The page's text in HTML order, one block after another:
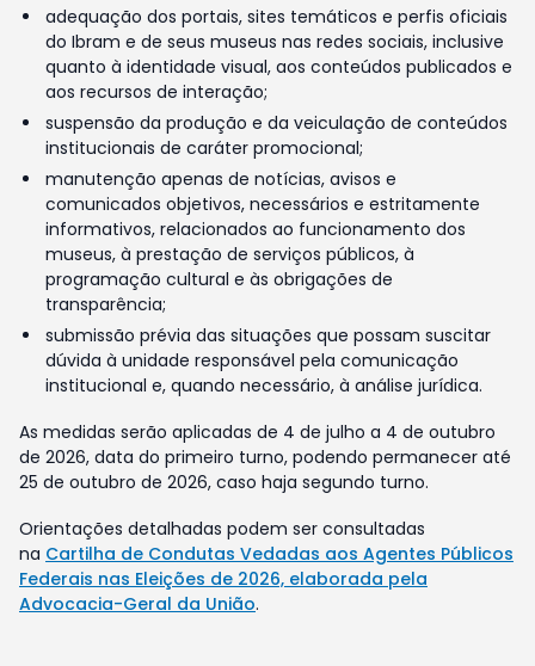
adequação dos portais, sites temáticos e perfis oficiais
do Ibram e de seus museus nas redes sociais, inclusive
quanto à identidade visual, aos conteúdos publicados e
aos recursos de interação;
suspensão da produção e da veiculação de conteúdos
institucionais de caráter promocional;
manutenção apenas de notícias, avisos e
comunicados objetivos, necessários e estritamente
informativos, relacionados ao funcionamento dos
museus, à prestação de serviços públicos, à
programação cultural e às obrigações de
transparência;
submissão prévia das situações que possam suscitar
dúvida à unidade responsável pela comunicação
institucional e, quando necessário, à análise jurídica.
As medidas serão aplicadas de 4 de julho a 4 de outubro
de 2026, data do primeiro turno, podendo permanecer até
25 de outubro de 2026, caso haja segundo turno.
Orientações detalhadas podem ser consultadas
na Cartilha de Condutas Vedadas aos Agentes Públicos
Federais nas Eleições de 2026, elaborada pela
Advocacia-Geral da União.